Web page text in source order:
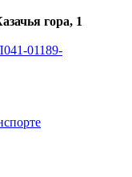
гора, 1
01189-